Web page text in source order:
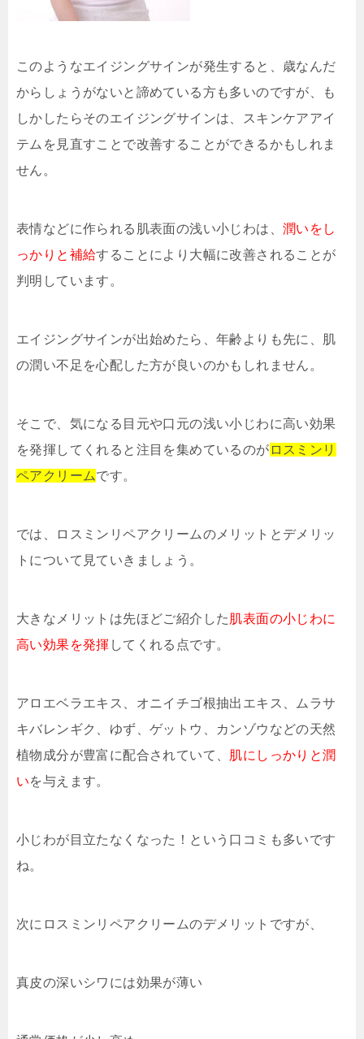
このようなエイジングサインが発生すると、歳なんだ
からしょうがないと諦めている方も多いのですが、も
しかしたらそのエイジングサインは、スキンケアアイ
テムを見直すことで改善することができるかもしれま
せん。
表情などに作られる肌表面の浅い小じわは、 潤いをし
っかりと補給することにより大幅に改善されることが
判明しています。
エイジングサインが出始めたら、年齢よりも先に、肌
の潤い不足を心配した方が良いのかもしれません。
そこで、気になる目元や口元の浅い小じわに高い効果
を発揮してくれると注目を集めているのが ロスミンリ
ペアクリームです。
では、ロスミンリペアクリームのメリットとデメリッ
トについて見ていきましょう。
大きなメリットは先ほどご紹介した肌表面の小じわに
高い効果を発揮 してくれる点です。
アロエベラエキス、オニイチゴ根抽出エキス、ムラサ
キバレンギク、ゆず、ゲットウ、カンゾウなどの天然
植物成分が豊富に配合されていて、 肌にしっかりと潤
いを与えます。
小じわが目立たなくなった！という口コミも多いです
ね。
次にロスミンリペアクリームのデメリットですが、
真皮の深いシワには効果が薄い